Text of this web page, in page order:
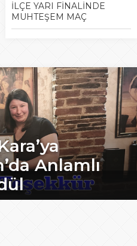
İLÇE YARI FİNALİNDE
MUHTEŞEM MAÇ
Anlamlı